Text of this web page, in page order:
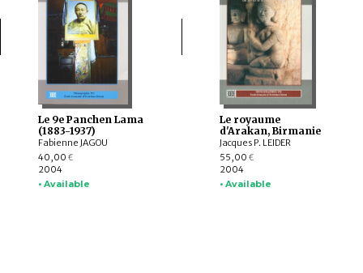
Le 9e Panchen Lama
(1883-1937)
Fabienne JAGOU
40,00 €
2004
• Available
Le royaume
d'Arakan, Birmanie
Jacques P. LEIDER
55,00 €
2004
• Available